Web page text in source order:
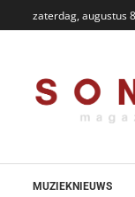
zaterdag, augustus
MUZIEKNIEUWS